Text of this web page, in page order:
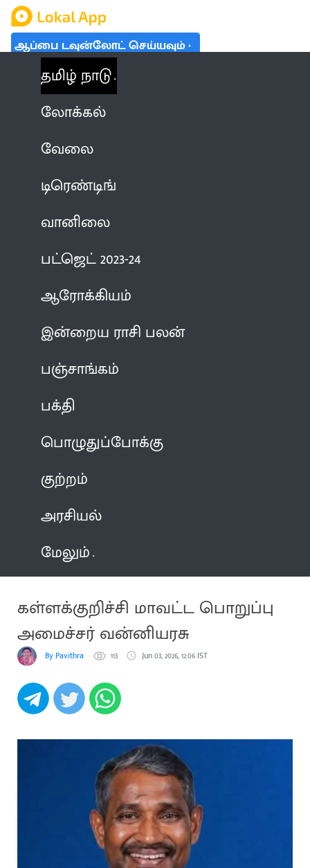
ஆப்பை டவுன்லோட் செய்யவும்
தமிழ் நாடு
லோக்கல்
வேலை
டிரெண்டிங்
வானிலை
பட்ஜெட் 2023-24
ஆரோக்கியம்
இன்றைய ராசி பலன்
பஞ்சாங்கம்
பக்தி
பொழுதுப்போக்கு
குற்றம்
அரசியல்
மேலும்
கள்ளக்குறிச்சி மாவட்ட பொறுப்பு
அமைச்சர் வன்னியரசு
By Pavithra 113 Jun 03, 2026, 12:06 IST